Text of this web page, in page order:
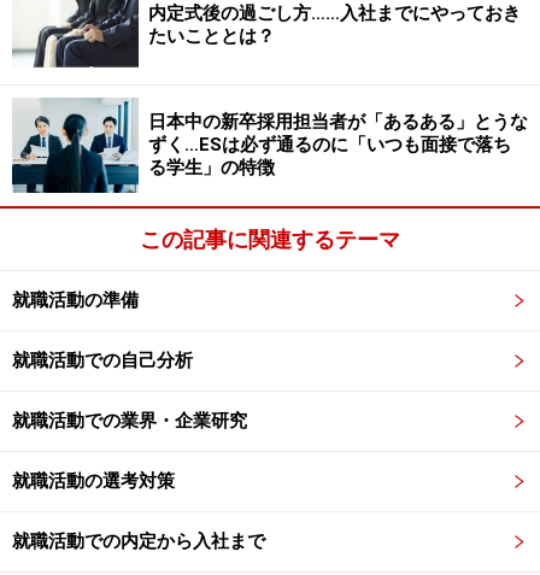
だからこそ、 グループディスカッションはどんな役割で
あっても、チームの話し合いの役に立つことに全力を注
ぐべきです。
「自分がどう見られるか」ばかりに意識を向けると縮こ
まってしまい、逆効果になることが多いのです。具体的
応がない」「ずっと下を向いている」など、いてもいな
くても変わらなかったり、マイナスな影響を与える人は
つけたい
エントリーシートではわからない、その人の印象や能力
内定式後の過ごし方……入社までにやっておき
たいこととは？
日本中の新卒採用担当者が「あるある」とうな
ずく…ESは必ず通るのに「いつも面接で落ち
る学生」の特徴
この記事に関連するテーマ
就職活動の準備
就職活動での自己分析
就職活動での業界・企業研究
就職活動の選考対策
就職活動での内定から入社まで